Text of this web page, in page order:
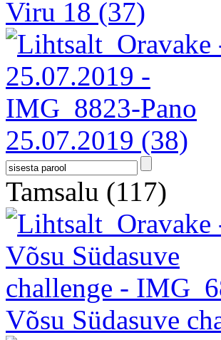
Viru 18 (37)
25.07.2019 (38)
Tamsalu (117)
Võsu Südasuve